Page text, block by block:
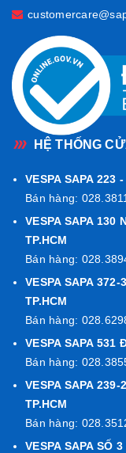
Sự thay đổi nổi
như: Cavat đổi
Vespa Sprint
màu xe, kính hậu
được sơn cùng
tông màu xanh
HỆ THỐNG
VESPA SAPA 223
Bán hàng:
VESPA SAPA 130
TP.HCM
Bán hàng:
VESPA SAPA 372-
TP.HCM
Bán hàng:
VESPA SAPA 531
Bán hàng:
VESPA SAPA
TP.HCM
Bán hàng:
VESPA SAPA SỐ